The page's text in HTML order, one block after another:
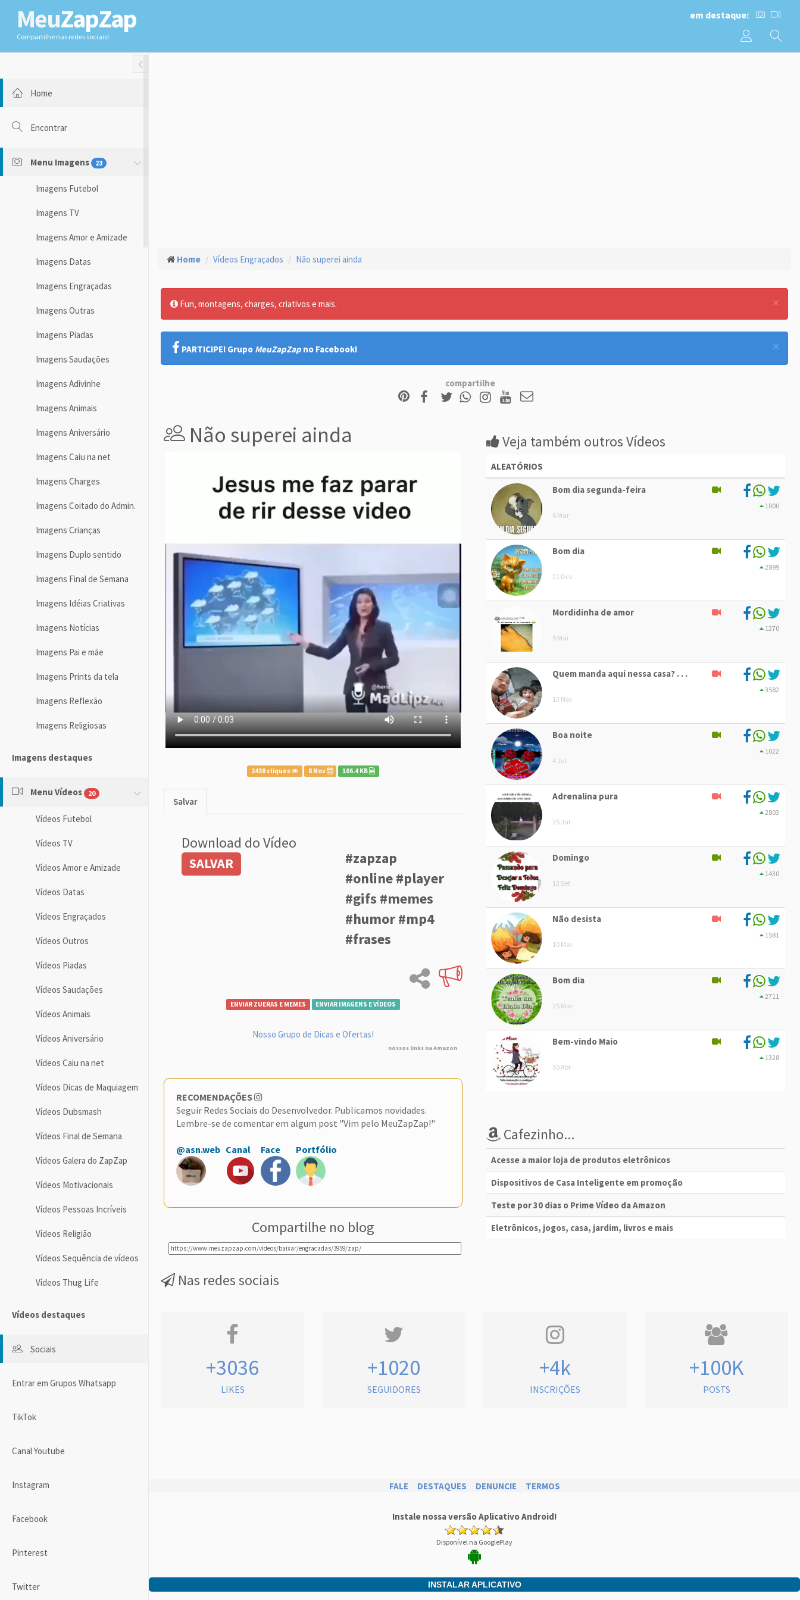
MeuZapZap
Compartilhe nas redes sociais!
em destaque:
Toggle Fullwidth
Home
Encontrar
Menu Imagens 23
Imagens Futebol
Imagens TV
Imagens Amor e Amizade
Imagens Datas
Imagens Engraçadas
Imagens Outras
Imagens Piadas
Imagens Saudações
Imagens Adivinhe
Imagens Animais
Imagens Aniversário
Imagens Caiu na net
Imagens Charges
Imagens Coitado do Admin.
Imagens Crianças
Imagens Duplo sentido
Imagens Final de Semana
Imagens Idéias Criativas
Imagens Notícias
Imagens Pai e mãe
Imagens Prints da tela
Imagens Reflexão
Imagens Religiosas
Imagens destaques
Menu Vídeos 20
Vídeos Futebol
Vídeos TV
Vídeos Amor e Amizade
Vídeos Datas
Vídeos Engraçados
Vídeos Outros
Vídeos Piadas
Vídeos Saudações
Vídeos Animais
Vídeos Aniversário
Vídeos Caiu na net
Vídeos Dicas de Maquiagem
Vídeos Dubsmash
Vídeos Final de Semana
Vídeos Galera do ZapZap
Vídeos Motivacionais
Vídeos Pessoas Incríveis
Vídeos Religião
Vídeos Sequência de vídeos
Vídeos Thug Life
Vídeos destaques
Sociais
Entrar em Grupos Whatsapp
TikTok
Canal Youtube
Instagram
Facebook
Pinterest
Twitter
Home Vídeos Engraçados Não superei ainda
×
Fun, montagens, charges, criativos e mais.
×
PARTICIPE! Grupo MeuZapZap no Facebook!
compartilhe
Não superei ainda
2430 cliques 8 Nov 106.4 KB
Salvar
Download do Vídeo
SALVAR
#zapzap
#online #player
#gifs #memes
#humor #mp4
#frases
ENVIAR ZUERAS E MEMES ENVIAR IMAGENS E VÍDEOS
Nosso Grupo de Dicas e Ofertas!
nossos links na Amazon
RECOMENDAÇÕES
Seguir Redes Sociais do Desenvolvedor. Publicamos novidades.
Lembre-se de comentar em algum post "Vim pelo MeuZapZap!"
@asn.web Canal Face Portfólio
Compartilhe no blog
Veja também outros Vídeos
ALEATÓRIOS
Bom dia segunda-feira
6 Mar
1000
Bom dia
21 Dez
2899
Mordidinha de amor
9 Mai
1270
Quem manda aqui nessa casa? . . .
13 Nov
3582
Boa noite
4 Jul
1022
Adrenalina pura
25 Jul
2803
Domingo
13 Set
1430
Não desista
10 Mar
1581
Bom dia
25 Mar
2711
Bem-vindo Maio
30 Abr
1328
Cafezinho...
Acesse a maior loja de produtos eletrônicos
Dispositivos de Casa Inteligente em promoção
Teste por 30 dias o Prime Vídeo da Amazon
Eletrônicos, jogos, casa, jardim, livros e mais
Nas redes sociais
+3036
LIKES
+1020
SEGUIDORES
+4k
INSCRIÇÕES
+100K
POSTS
FALE DESTAQUES DENUNCIE TERMOS
Instale nossa versão Aplicativo Android!
Disponível na GooglePlay
INSTALAR APLICATIVO